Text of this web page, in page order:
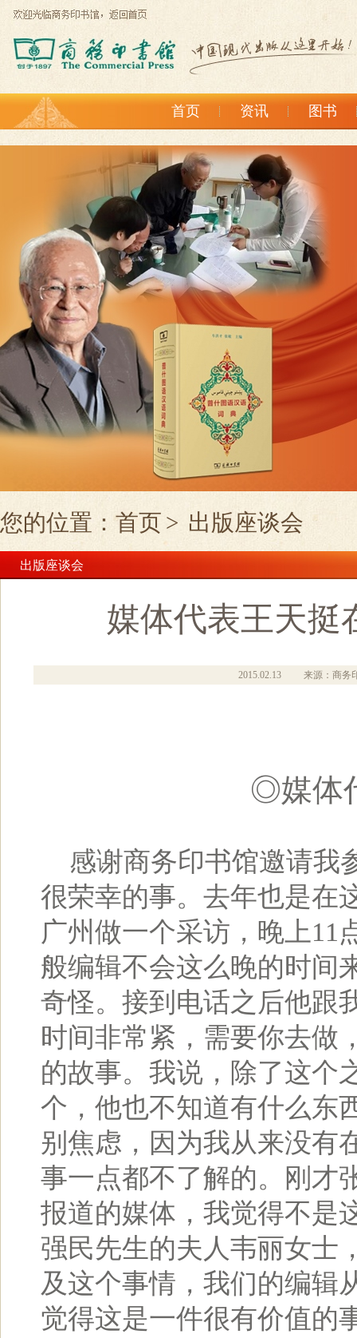
首页 资讯 图书
您的位置： 首页 > 出版座谈会
出版座谈会
媒体代表王天挺
2015.02.13 来源：商务
◎媒体
感谢商务印书馆邀请我
很荣幸的事。去年也是在
广州做一个采访，晚上11
般编辑不会这么晚的时间
奇怪。接到电话之后他跟
时间非常紧，需要你去做
的故事。我说，除了这个
个，他也不知道有什么东
别焦虑，因为我从来没有
事一点都不了解的。刚才
报道的媒体，我觉得不是
强民先生的夫人韦丽女士
及这个事情，我们的编辑
觉得这是一件很有价值的